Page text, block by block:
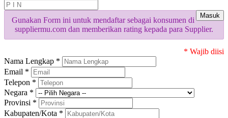
Masuk
Gunakan Form ini untuk mendaftar sebagai konsumen di
suppliermu.com dan memberikan rating kepada para Supplier.
* Wajib diisi
Nama Lengkap *
Email *
Telepon *
Negara *
Provinsi *
Kabupaten/Kota *